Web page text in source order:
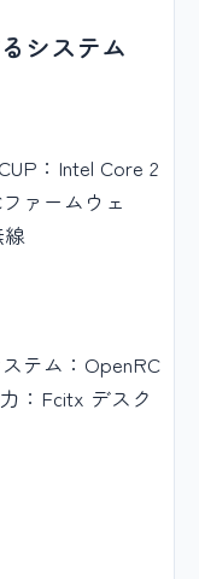
システム
：Intel Core 2
ァームウェ
テム：OpenRC
：Fcitx デスク